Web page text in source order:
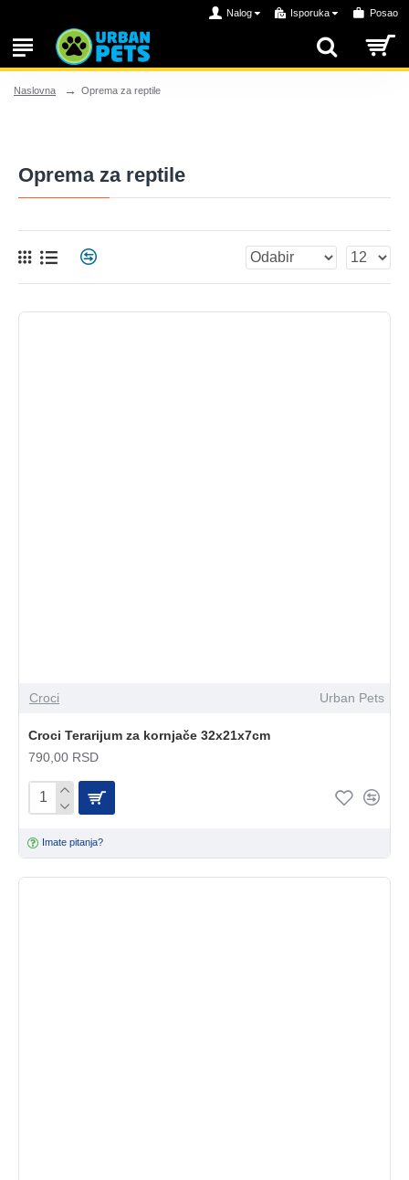
Nalog Isporuka Posao
Naslovna Oprema za reptile
Oprema za reptile
Croci Urban Pets
Croci Terarijum za kornjače 32x21x7cm
790,00 RSD
Imate pitanja?